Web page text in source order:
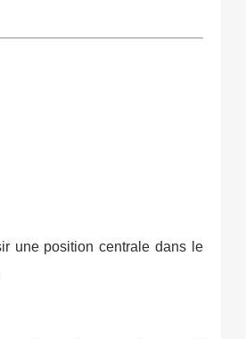
une position centrale dans le